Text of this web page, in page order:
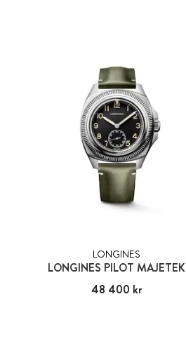
LONGINES
LONGINES PILOT MAJETEK
Pris:48 400 kr
48 400 kr